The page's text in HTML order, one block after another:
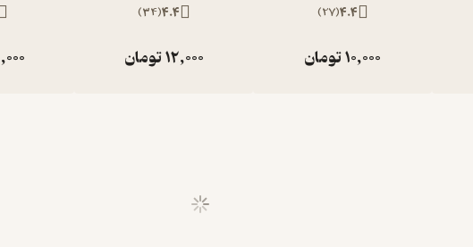
4.4
(
27
)
10,000تومان
4.4
(
34
)
12,000تومان